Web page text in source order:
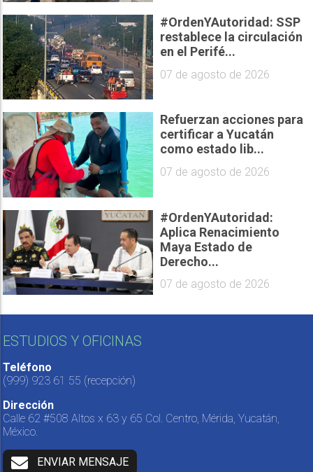
#OrdenYAutoridad: SSP
restablece la circulación
en el Perifé...
07 de agosto de 2026
Refuerzan acciones para
certificar a Yucatán
como estado lib...
07 de agosto de 2026
#OrdenYAutoridad:
Aplica Renacimiento
Maya Estado de
Derecho...
07 de agosto de 2026
ESTUDIOS Y OFICINAS
Teléfono
(999) 923 61 55 (recepción)
Dirección
Calle 62 #508 Altos x 63 y 65 Col. Centro, Mérida, Yucatán,
México.
ENVIAR MENSAJE